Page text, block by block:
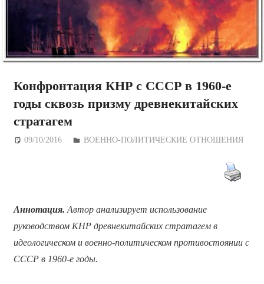
Конфронтация КНР с СССР в 1960-е
годы сквозь призму древнекитайских
стратагем
09/10/2016 Дежурный по Редакции
ВОЕННО-ПОЛИТИЧЕСКИE ОТНОШЕНИЯ
Аннотация. Автор анализирует использование
руководством КНР древнекитайских стратагем в
идеологическом и военно-политическом противостоянии с
СССР в 1960-е годы.